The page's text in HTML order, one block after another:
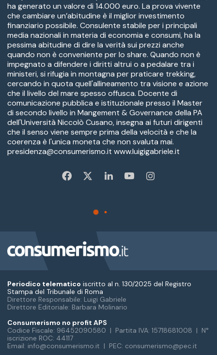
Periodico telematico iscritto al n. 130/2025 del Registro
Stampa del Tribunale di Roma
Direttore Responsabile: Luigi Gabriele
Direttore Editoriale: Barbara Molinario
Consumerismo no profit APS
Codice Fiscale: 96452090580 | Partita IVA: 15718681008 | N°
iscrizione ROC: 44117
Email: info@consumerismo.it | PEC: consumerismo@pec.it